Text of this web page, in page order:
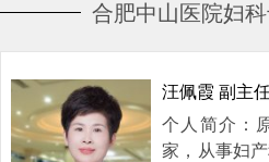
合肥中山医院妇
汪佩霞 副主
个人简介：
家，从事妇